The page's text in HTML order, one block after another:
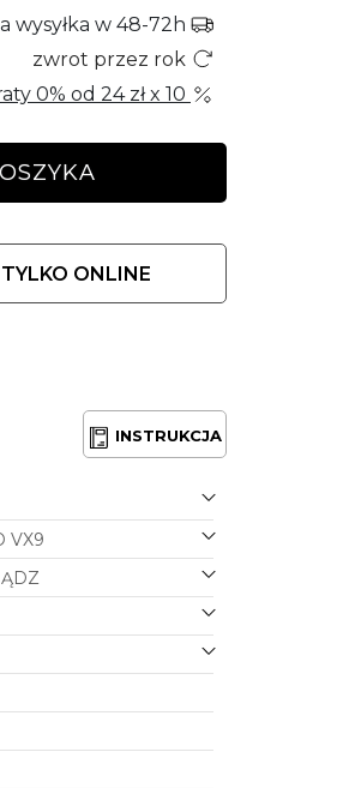
wysyłka w 48-72h
zwrot przez rok
0% od 24 złx 10
ONLINE
INSTRUKCJA
VX9